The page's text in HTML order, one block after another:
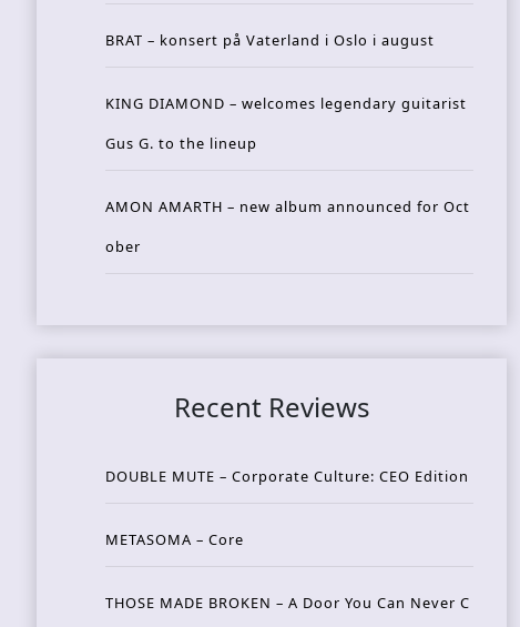
BRAT – konsert på Vaterland i Oslo i august
KING DIAMOND – welcomes legendary guitarist
Gus G. to the lineup
AMON AMARTH – new album announced for Oct
ober
Recent Reviews
DOUBLE MUTE – Corporate Culture: CEO Edition
METASOMA – Core
THOSE MADE BROKEN – A Door You Can Never C